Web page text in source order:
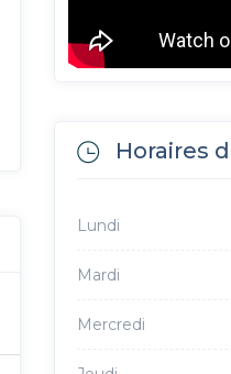
Horaires
Lundi
Mardi
Mercredi